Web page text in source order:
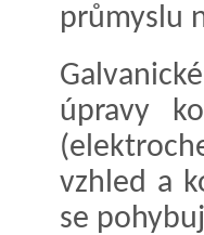
průmyslu
úpravy
vzhled a
se